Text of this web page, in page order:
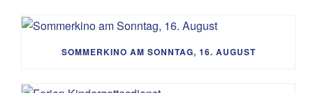
SOMMERKINO AM SONNTAG, 16. AUGUST